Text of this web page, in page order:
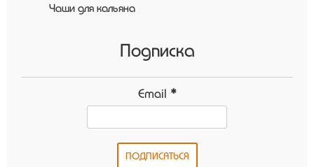
Чаши для кальяна
Подписка
Email *